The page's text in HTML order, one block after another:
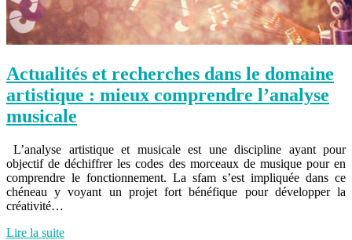
Actualités et recherches dans le domaine
artistique : mieux comprendre l’analyse
musicale
L’analyse artistique et musicale est une discipline ayant pour
objectif de déchiffrer les codes des morceaux de musique pour en
comprendre le fonctionnement. La sfam s’est impliquée dans ce
chéneau y voyant un projet fort bénéfique pour développer la
créativité…
Lire la suite